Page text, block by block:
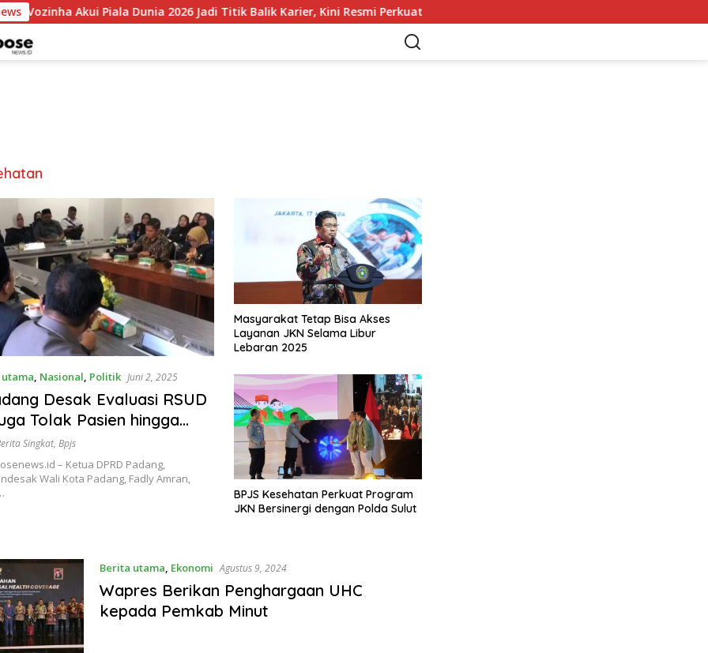
Akui Piala Dunia 2026 Jadi Titik Balik Karier, Kini Resmi Perkuat Colo-Colo
, Nasional, Politik Juni 2, 2025
Desak Evaluasi RSUD
Tolak Pasien hingga
Singkat, Bpjs
– Ketua DPRD Padang,
Wali Kota Padang, Fadly Amran,
Masyarakat Tetap Bisa Akses
Layanan JKN Selama Libur
Lebaran 2025
BPJS Kesehatan Perkuat Program
JKN Bersinergi dengan Polda Sulut
Berita utama, Ekonomi Agustus 9, 2024
Wapres Berikan Penghargaan UHC
kepada Pemkab Minut